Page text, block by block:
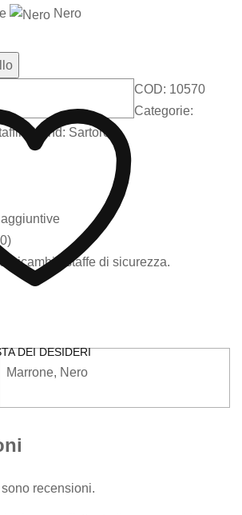
Nero
DEI DESIDERI
COD: 10570
Categorie:
Brand: Sartore
ricambio staffe di sicurezza.
Marrone, Nero
recensioni.